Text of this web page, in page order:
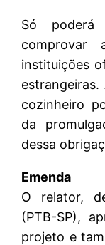
Só poderá
comprovar
instituições
estrangeiras.
cozinheiro
da
dessa
Emenda
O relator,
(PTB-SP),
projeto e